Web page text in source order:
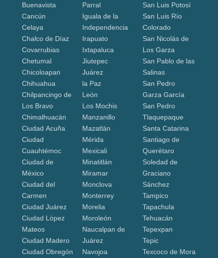
Buenavista
Cancún
Celaya
Chalco de Díaz
Covarrubias
Chetumal
Chicoloapan
Chihuahua
Chilpancingo de
Los Bravo
Chimalhuacán
Ciudad Acuña
Ciudad
Cuauhtémoc
Ciudad de
México
Ciudad del
Carmen
Ciudad Juárez
Ciudad López
Mateos
Ciudad Madero
Ciudad Obregón
Parral
Iguala de la
Independencia
Irapuato
Ixtapaluca
Jiutepec
Juárez
la Paz
León
Los Mochis
Manzanillo
Mazatlán
Mérida
Mexicali
Minatitlán
Miramar
Monclova
Monterrey
Morelia
Moroleón
Naucalpan de
Juárez
Navojoa
San Luis Potosí
San Luis Río
Colorado
San Nicolás de
Los Garza
San Pablo de las
Salinas
San Pedro
Garza García
San Pedro
Tlaquepaque
Santa Catarina
Santiago de
Querétaro
Soledad de
Graciano
Sánchez
Tampico
Tapachula
Tehuacán
Tepexpan
Tepic
Texcoco de Mora